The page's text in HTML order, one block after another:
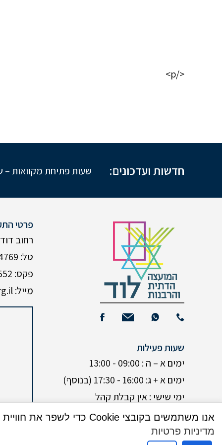
</p>
חדשות ועדכונים: שעות פתיחת מקוואות –
פרטי
רחוב דוד
טל: 08-9224769
פקס: 08-9235552
מייל: Neomi@mdlod.org.il
שעות פעילות
ימים א – ה : 09:00 - 13:00
ימים א + ג: 16:00 - 17:30 (בנוסף)
ימי שישי : אין קבלת קהל
ערבי חגים : אין קבלת קהל
אנו משתמשים בקובצי Cookie כדי לשפר את חוויית המשתמש שלך באתר שלנו. על ידי גלישה באתר זה, הנך מסכים לשימוש שלנו בקובצי Cookie.
מדיניות פרטיות